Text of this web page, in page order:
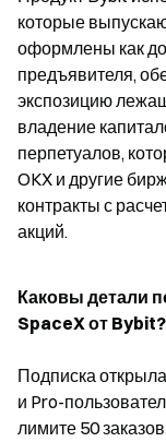
которые
оформлены как
предъявителя,
экспозицию
владение
перпетуалов,
OKX и другие
контракты с
акций.
Каковы детали
SpaceX от Bybit?
Подписка
и Pro-
лимите 50